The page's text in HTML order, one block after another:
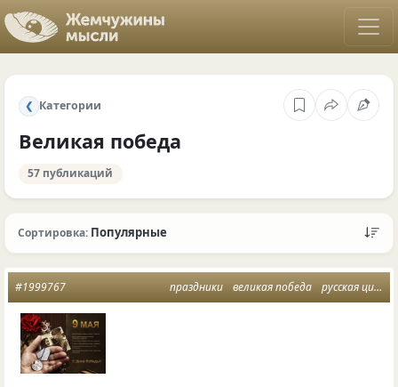
❮ Категории
Великая победа
57 публикаций
Сортировка: Популярные
праздники великая победа русская цивилизация
#1999767